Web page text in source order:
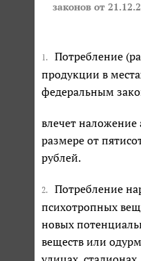
законов от
1.
Потребление
продукции в
федеральным
влечет
размере от
рублей.
2.
Потребление
психотропных
новых
веществ или